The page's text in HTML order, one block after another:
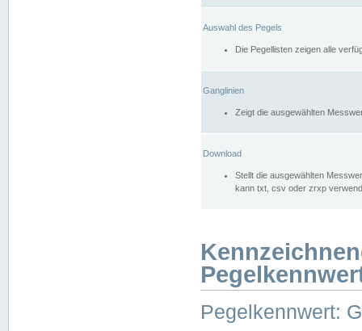
Auswahl des Pegels
Die Pegellisten zeigen alle
Ganglinien
Zeigt die ausgewählten
Download
Stellt die ausgewählten
kann txt, csv oder zrxp
Pegelkennwert: